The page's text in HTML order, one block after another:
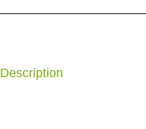
Description